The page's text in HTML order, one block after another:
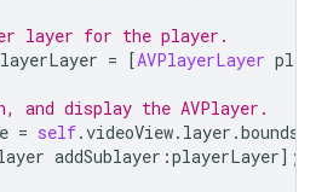
layer for the player.
= [AVPlayerLayer
and display the AVPlayer.
= self.videoView. layer .bounds
addSublayer :playerLayer];